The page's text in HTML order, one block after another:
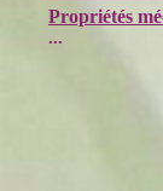
Propriétés
...